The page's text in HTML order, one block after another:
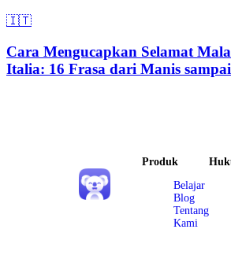
🇮🇹
Cara Mengucapkan Selamat
Italia: 16 Frasa dari Manis
Produk
Belajar
Blog
Tentang
Kami